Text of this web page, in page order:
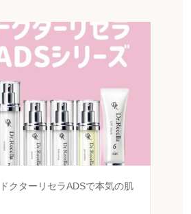
クターリセラADSで本気の肌